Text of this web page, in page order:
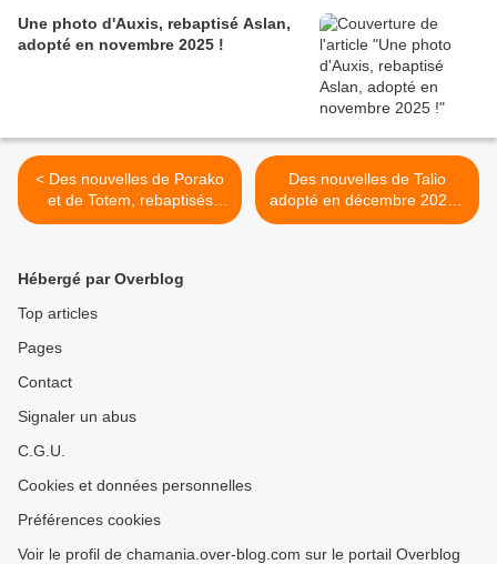
Une photo d'Auxis, rebaptisé Aslan,
adopté en novembre 2025 !
< Des nouvelles de Porako
et de Totem, rebaptisés
Merlin et Pérou, adoptés en
Des nouvelles de Talio
adopté en décembre 2022 !
>
Hébergé par Overblog
Top articles
Pages
Contact
Signaler un abus
C.G.U.
Cookies et données personnelles
Préférences cookies
Voir le profil de chamania.over-blog.com sur le portail Overblog